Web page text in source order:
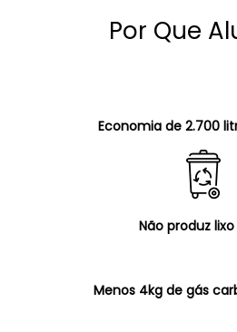
Por Que
Economia de 2.700
Não produz
Menos 4kg de gás